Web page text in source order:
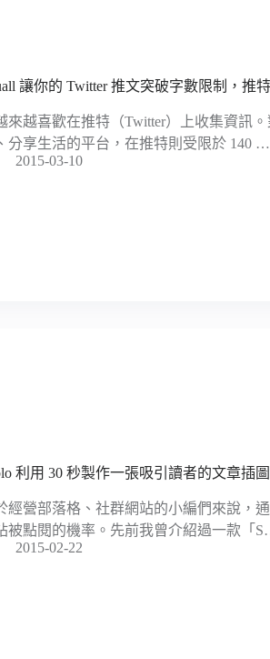
讓你的 Twitter 推文突破字數限制，推
來越喜歡在推特（Twitter）上收集資訊
分享生活的平台，在推特則受限於 140 …
2015-03-10
利用 30 秒製作一張吸引讀者的文章插
經營部落格、社群網站的小編們來說，
被點閱的機率。先前我曾介紹過一款「
2015-02-22